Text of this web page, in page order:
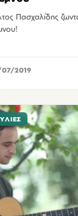
Πασχαλίδης
2019